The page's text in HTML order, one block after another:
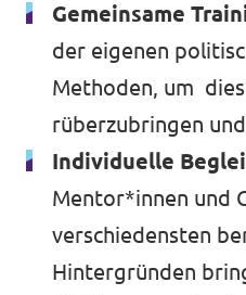
Gemeinsame
der eigenen
Methoden, um
rüberzubringen
Individuelle
Mentor*innen und
verschiedensten
Hintergründen